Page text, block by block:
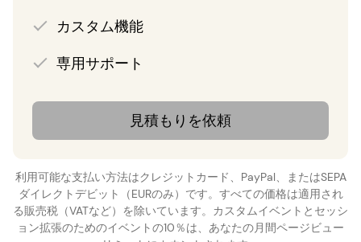
カスタム機能
専用サポート
見積もりを依頼
利用可能な支払い方法はクレジットカード、PayPal、またはSEPA
ダイレクトデビット（EURのみ）です。すべての価格は適用され
る販売税（VATなど）を除いています。カスタムイベントとセッシ
ョン拡張のためのイベントの10％は、あなたの月間ページビュー